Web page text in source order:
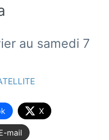
au samedi 7
X
mail